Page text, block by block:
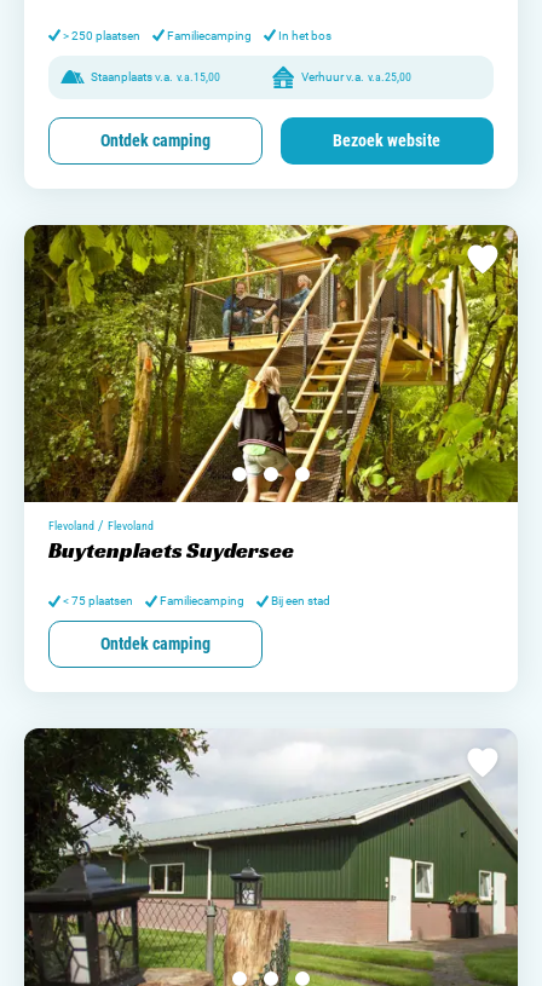
> 250 plaatsen Familiecamping In het bos
Staanplaats v.a. v.a.15,00 Verhuur v.a. v.a.25,00
Ontdek camping Bezoek website
Flevoland / Flevoland
Buytenplaets Suydersee
< 75 plaatsen Familiecamping Bij een stad
Ontdek camping